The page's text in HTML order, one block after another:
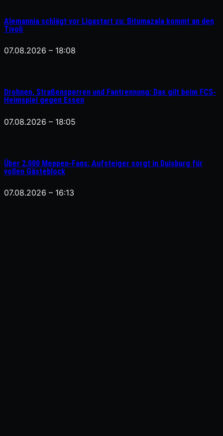
Alemannia schlägt vor Ligastart zu: Bitumazala kommt an den
Tivoli
07.08.2026 – 18:08
Drohnen, Straßensperren und Fantrennung: Das gilt beim FCS-
Heimspiel gegen Essen
07.08.2026 – 18:05
Über 2.000 Meppen-Fans: Aufsteiger sorgt in Duisburg für
vollen Gästeblock
07.08.2026 – 16:13